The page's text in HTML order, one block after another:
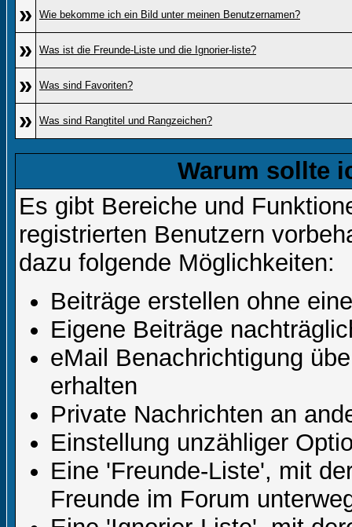
» Wie bekomme ich ein Bild unter meinen Benutzernamen?
» Was ist die Freunde-Liste und die Ignorier-liste?
» Was sind Favoriten?
» Was sind Rangtitel und Rangzeichen?
Warum sollte
Es gibt Bereiche und
registrierten Benutzern
dazu folgende Möglichkeiten:
Beiträge erstellen ohne
Eigene Beiträge
eMail Benachrichtigung
erhalten
Private Nachrichten an
Einstellung unzähliger
Eine 'Freunde-Liste', mit
Freunde im Forum